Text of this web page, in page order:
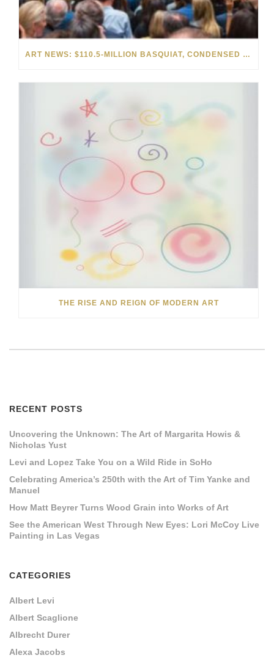
ART NEWS: $110.5-MILLION BASQUIAT, CONDENSED FILM IMAGES, AND VIRTUAL DALÍ ART
THE RISE AND REIGN OF MODERN ART
RECENT POSTS
Uncovering the Unknown: The Art of Margarita Howis &
Nicholas Yust
Levi and Lopez Take You on a Wild Ride in SoHo
Celebrating America’s 250th with the Art of Tim Yanke and
Manuel
How Matt Beyrer Turns Wood Grain into Works of Art
See the American West Through New Eyes: Lori McCoy Live
Painting in Las Vegas
CATEGORIES
Albert Levi
Albert Scaglione
Albrecht Durer
Alexa Jacobs